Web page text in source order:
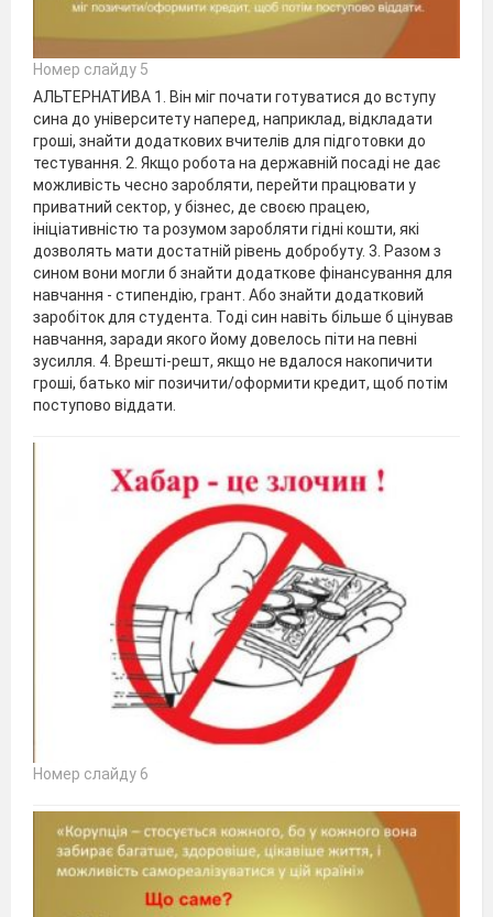
Номер слайду 5
АЛЬТЕРНАТИВА 1. Він міг почати готуватися до вступу
сина до університету наперед, наприклад, відкладати
гроші, знайти додаткових вчителів для підготовки до
тестування. 2. Якщо робота на державній посаді не дає
можливість чесно заробляти, перейти працювати у
приватний сектор, у бізнес, де своєю працею,
ініціативністю та розумом заробляти гідні кошти, які
дозволять мати достатній рівень добробуту. 3. Разом з
сином вони могли б знайти додаткове фінансування для
навчання - стипендію, грант. Або знайти додатковий
заробіток для студента. Тоді син навіть більше б цінував
навчання, заради якого йому довелось піти на певні
зусилля. 4. Врешті-решт, якщо не вдалося накопичити
гроші, батько міг позичити/оформити кредит, щоб потім
поступово віддати.
Номер слайду 6